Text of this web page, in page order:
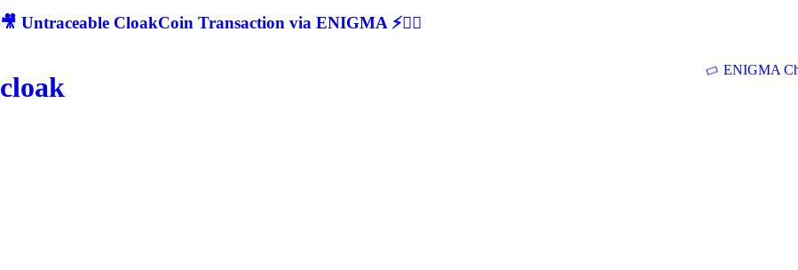
🎥 Untraceable CloakCoin Transaction via ENIGMA ⚡🕵‍♂
cloak
ENIGMA